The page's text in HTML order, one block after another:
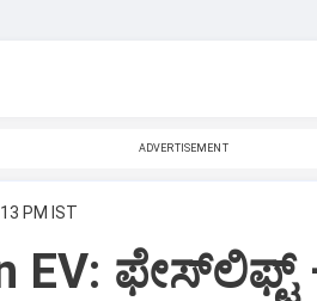
ADVERTISEMENT
PM IST
EV: